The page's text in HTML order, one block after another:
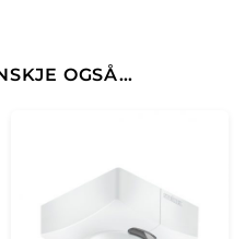
OGSÅ…